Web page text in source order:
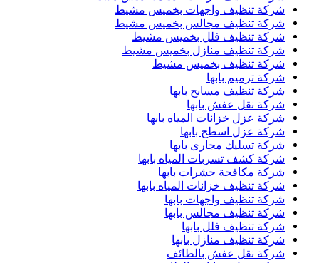
شركة تنظيف واجهات بخميس مشيط
شركة تنظيف مجالس بخميس مشيط
شركة تنظيف فلل بخميس مشيط
شركة تنظيف منازل بخميس مشيط
شركة تنظيف بخميس مشيط
شركة ترميم بابها
شركة تنظيف مسابح بابها
شركة نقل عفش بابها
شركة عزل خزانات المياه بابها
شركة عزل اسطح بابها
شركة تسليك مجارى بابها
شركة كشف تسربات المياه بابها
شركة مكافحة حشرات بابها
شركة تنظيف خزانات المياه بابها
شركة تنظيف واجهات بابها
شركة تنظيف مجالس بابها
شركة تنظيف فلل بابها
شركة تنظيف منازل بابها
شركة نقل عفش بالطائف